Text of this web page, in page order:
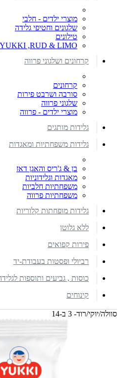
מוצרי ילדים - חלבי
שלגונים וחטיפי גלידה
טילונים
,RUD & LIMO
קרחונים ושלגוני פרווה
קרחונים
סורבה ושרבט פירות
שלגוני פרווה
מוצרי ילדים - פרווה
גלידות מותגים
גלידות משפחתיות ומאגדות
בן & ג'ריס והאגן דאז
מאגדות וגלידוניות
משפחתיות חלביות
משפחתיות פרווה
גלידות מופחתות קלוריות
ללא גלוטן
פירות קפואים
רביולי ופסטות בעבודת-יד
כוסות , גביעים ותוספות
קינוחים
סוולה/יוקי/רוד- 3 ב-14